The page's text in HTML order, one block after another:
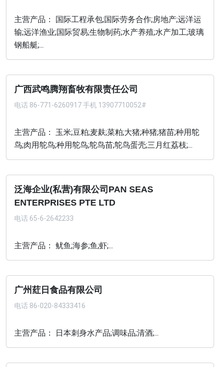
主营产品： 国际工程承包;国际劳务合作;房地产;远洋运
输;远洋渔业;国际贸易;生物制药;水产养殖;水产加工;玻璃
钢船艇;...
广西武鸣腾翔畜牧有限责任公司
电话 86-771-6260917 手机 13907710052#
主营产品： 玉米;豆粕;麦麸;菜粕;大猪;种猪;猪苗;种用鸵
鸟;肉用鸵鸟;种用鸵鸟;鸵鸟苗;鸵鸟蛋壳;三月红荔枝;...
泛海企业(私营)有限公司PAN SEAS
ENTERPRISES PTE LTD
电话 65-6-2642233
主营产品： 鱿鱼;海参;鱼;虾;...
广州荭日食品有限公司
电话 86-020-84333416
主营产品： 日本刺身水产品;调味品;清酒;...